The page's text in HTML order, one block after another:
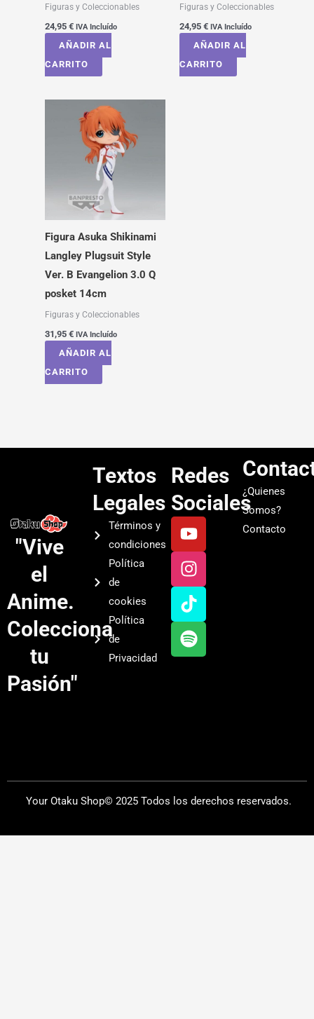
Figuras y Coleccionables
24,95 € IVA Incluído
AÑADIR AL
CARRITO
Figuras y Coleccionables
24,95 € IVA Incluído
AÑADIR AL
CARRITO
Figura Asuka Shikinami
Langley Plugsuit Style
Ver. B Evangelion 3.0 Q
posket 14cm
Figuras y Coleccionables
31,95 € IVA Incluído
AÑADIR AL
CARRITO
"Vive
el
Anime.
Colecciona
tu
Pasión"
Textos
Legales
Términos y
condiciones
Política
de
cookies
Política
de
Privacidad
Redes
Sociales
Y
o
u
t
u
b
e
I
n
s
t
a
g
r
a
T
i
k
t
o
k
S
p
o
t
i
f
y
¿Quienes
Somos?
Contacto
Your Otaku Shop© 2025 Todos los derechos reservados.